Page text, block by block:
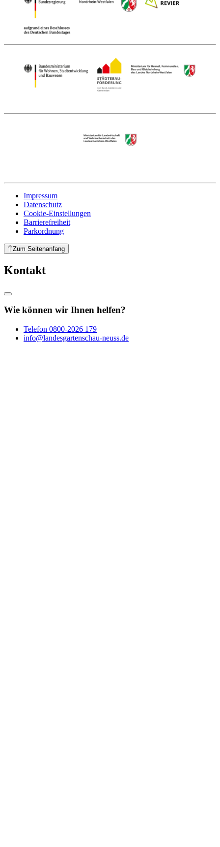
Impressum
Datenschutz
Cookie-Einstellungen
Barrierefreiheit
Parkordnung
Zum Seitenanfang
Kontakt
Wie können wir Ihnen helfen?
Telefon 0800-2026 179
info@landesgartenschau-neuss.de